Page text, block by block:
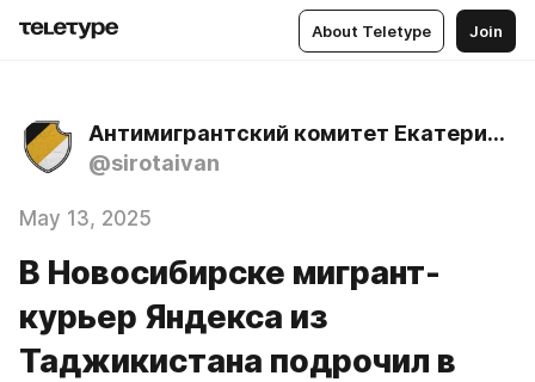
About Teletype Join
Антимигрантский комитет Екатеринбурга
@sirotaivan
May 13, 2025
В Новосибирске мигрант-
курьер Яндекса из
Таджикистана подрочил в